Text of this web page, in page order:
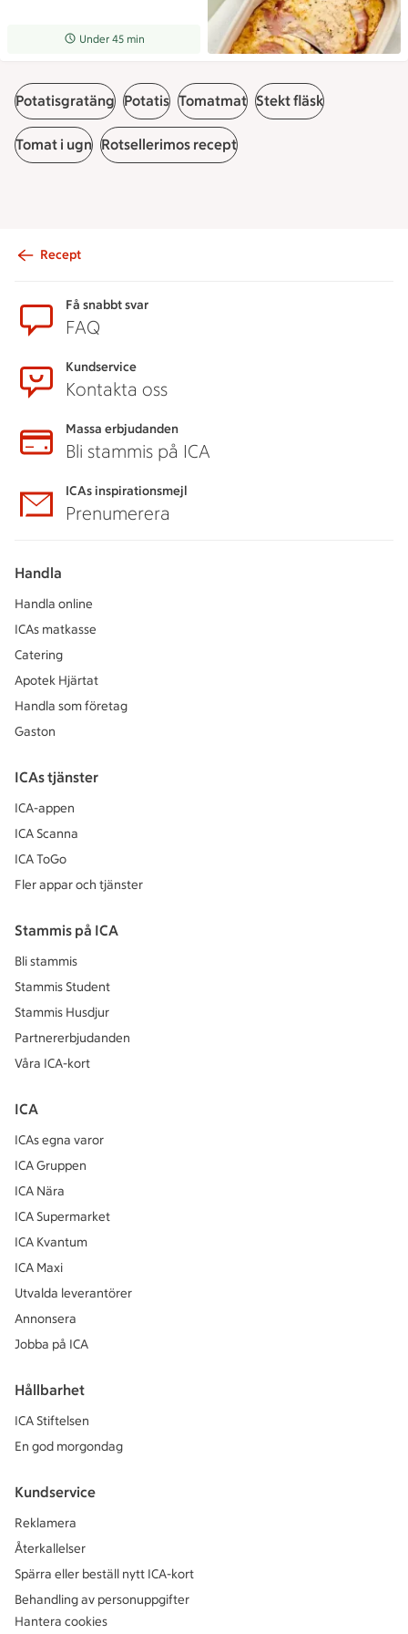
Receptet tar Under 45 min att tillaga
Under 45 min
Potatisgratäng Potatis Tomatmat Stekt fläsk
Tomat i ugn Rotsellerimos recept
Recept
Få snabbt svar
FAQ
Kundservice
Kontakta oss
Massa erbjudanden
Bli stammis på ICA
ICAs inspirationsmejl
Prenumerera
Handla
Handla online
ICAs matkasse
Catering
Apotek Hjärtat
Handla som företag
Gaston
ICAs tjänster
ICA-appen
ICA Scanna
ICA ToGo
Fler appar och tjänster
Stammis på ICA
Bli stammis
Stammis Student
Stammis Husdjur
Partnererbjudanden
Våra ICA-kort
ICA
ICAs egna varor
ICA Gruppen
ICA Nära
ICA Supermarket
ICA Kvantum
ICA Maxi
Utvalda leverantörer
Annonsera
Jobba på ICA
Hållbarhet
ICA Stiftelsen
En god morgondag
Kundservice
Reklamera
Återkallelser
Spärra eller beställ nytt ICA-kort
Behandling av personuppgifter
Hantera cookies